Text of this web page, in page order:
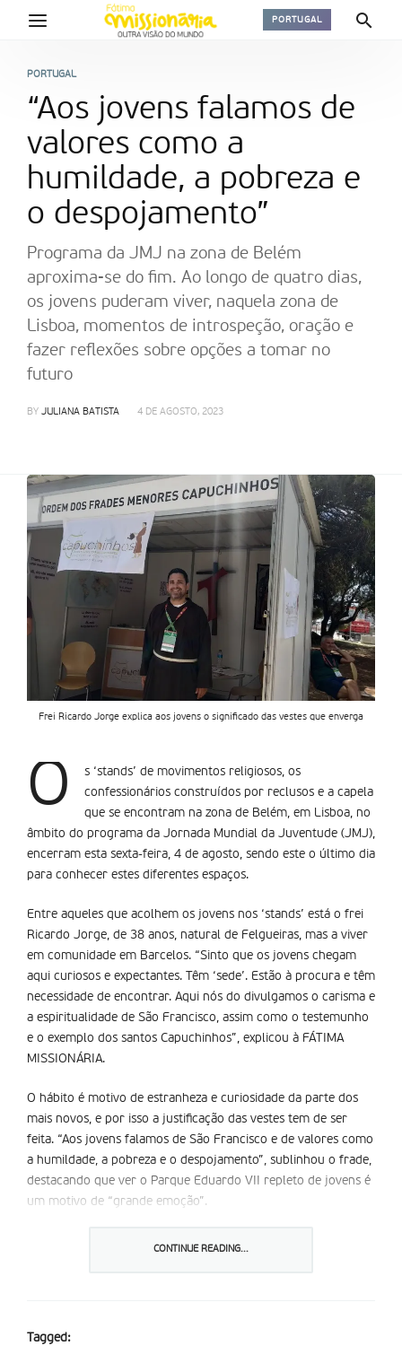
PORTUGAL
PORTUGAL
“Aos jovens falamos de
valores como a
humildade, a pobreza e
o despojamento”
Programa da JMJ na zona de Belém
aproxima-se do fim. Ao longo de quatro dias,
os jovens puderam viver, naquela zona de
Lisboa, momentos de introspeção, oração e
fazer reflexões sobre opções a tomar no
futuro
BY JULIANA BATISTA 4 DE AGOSTO, 2023
Frei Ricardo Jorge explica aos jovens o significado das vestes que enverga
O
s ‘stands’ de movimentos religiosos, os
confessionários construídos por reclusos e a capela
que se encontram na zona de Belém, em Lisboa, no
âmbito do programa da Jornada Mundial da Juventude (JMJ),
encerram esta sexta-feira, 4 de agosto, sendo este o último dia
para conhecer estes diferentes espaços.
Entre aqueles que acolhem os jovens nos ‘stands’ está o frei
Ricardo Jorge, de 38 anos, natural de Felgueiras, mas a viver
em comunidade em Barcelos. “Sinto que os jovens chegam
aqui curiosos e expectantes. Têm ‘sede’. Estão à procura e têm
necessidade de encontrar. Aqui nós do divulgamos o carisma e
a espiritualidade de São Francisco, assim como o testemunho
e o exemplo dos santos Capuchinhos”, explicou à FÁTIMA
MISSIONÁRIA.
O hábito é motivo de estranheza e curiosidade da parte dos
mais novos, e por isso a justificação das vestes tem de ser
feita. “Aos jovens falamos de São Francisco e de valores como
a humildade, a pobreza e o despojamento”, sublinhou o frade,
destacando que ver o Parque Eduardo VII repleto de jovens é
um motivo de “grande emoção”.
CONTINUE READING...
Tagged: